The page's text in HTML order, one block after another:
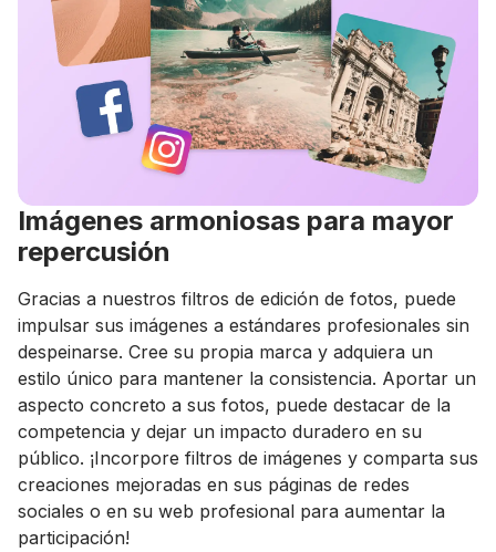
Imágenes armoniosas para mayor
repercusión
Gracias a nuestros filtros de edición de fotos, puede
impulsar sus imágenes a estándares profesionales sin
despeinarse. Cree su propia marca y adquiera un
estilo único para mantener la consistencia. Aportar un
aspecto concreto a sus fotos, puede destacar de la
competencia y dejar un impacto duradero en su
público. ¡Incorpore filtros de imágenes y comparta sus
creaciones mejoradas en sus páginas de redes
sociales o en su web profesional para aumentar la
participación!